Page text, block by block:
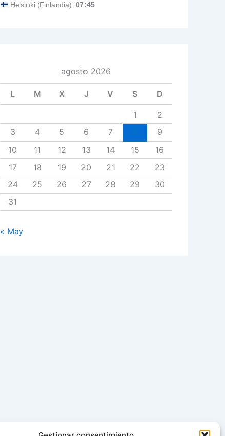
Helsinki (Finlandia): 07:45
agosto 2026
L M X J V S D
1
2
3
4 5 6 7
9
10
11 12 13 14 15
16
17
18 19 20 21 22
23
24
25 26 27 28 29
30
31
« May